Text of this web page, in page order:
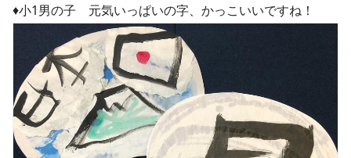
♦︎小1男の子 元気いっぱいの字、かっこいいですね！